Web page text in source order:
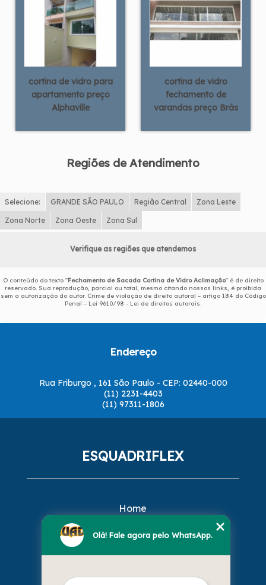
cortina de vidro para
apartamento preço
Alphaville
cortina de vidro
fechamento de
varandas preço Brás
Regiões de Atendimento
Selecione: GRANDE SÃO PAULO Região Central Zona Leste
Zona Norte Zona Oeste Zona Sul
Verifique as regiões que atendemos
O conteúdo do texto "Fechamento de Sacada Cortina de Vidro Aclimação" é de direito
reservado. Sua reprodução, parcial ou total, mesmo citando nossos links, é proibida
sem a autorização do autor. Crime de violação de direito autoral – artigo 184 do Código
Penal – Lei 9610/98 - Lei de direitos autorais.
Endereço
Rua Friburgo , 161 São Paulo - CEP: 02440-000
(11) 2231-4403
(11) 97311-1806
ESQUADRIFLEX
Home
Missão
Serviços
Contato
Olá! Fale agora pelo WhatsApp.